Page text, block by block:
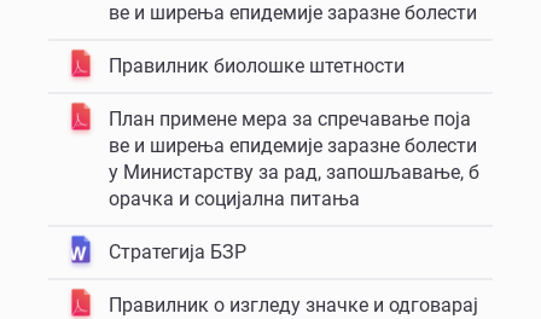
ве и ширења епидемије заразне болести
Правилник биолошке штетности
План примене мера за спречавање поја
ве и ширења епидемије заразне болести
у Министарству за рад, запошљавање, б
орачка и социјална питања
Стратегија БЗР
Правилник о изгледу значке и одговарај